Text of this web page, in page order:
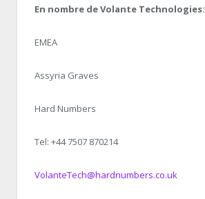
En nombre de Volante Technologies:
EMEA
Assyria Graves
Hard Numbers
Tel: +44 7507 870214
VolanteTech@hardnumbers.co.uk